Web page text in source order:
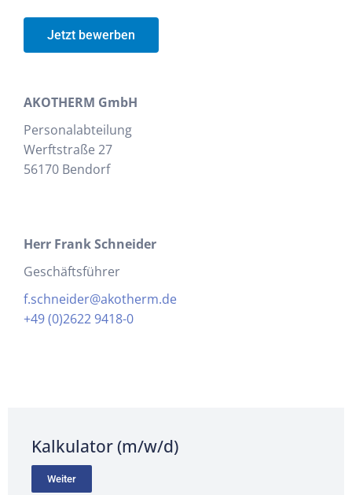
Jetzt bewerben
AKOTHERM GmbH
Personalabteilung
Werftstraße 27
56170 Bendorf
Herr Frank Schneider
Geschäftsführer
f.schneider@akotherm.de
+49 (0)2622 9418-0
Kalkulator (m/w/d)
Weiter